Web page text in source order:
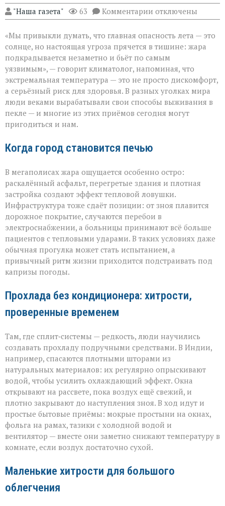
"Наша газета" 63 Комментарии к
записи
не
просит
разрешения — она
просто
приходит»
отключены
«Мы привыкли думать, что главная опасность лета — это
солнце, но настоящая угроза прячется в тишине: жара
подкрадывается незаметно и бьёт по самым
уязвимым», — говорит климатолог, напоминая, что
экстремальная температура — это не просто дискомфорт,
а серьёзный риск для здоровья. В разных уголках мира
люди веками вырабатывали свои способы выживания в
пекле — и многие из этих приёмов сегодня могут
пригодиться и нам.
Когда город становится печью
В мегаполисах жара ощущается особенно остро:
раскалённый асфальт, перегретые здания и плотная
застройка создают эффект тепловой ловушки.
Инфраструктура тоже сдаёт позиции: от зноя плавится
дорожное покрытие, случаются перебои в
электроснабжении, а больницы принимают всё больше
пациентов с тепловыми ударами. В таких условиях даже
обычная прогулка может стать испытанием, а
привычный ритм жизни приходится подстраивать под
капризы погоды.
Прохлада без кондиционера: хитрости,
проверенные временем
Там, где сплит‑системы — редкость, люди научились
создавать прохладу подручными средствами. В Индии,
например, спасаются плотными шторами из
натуральных материалов: их регулярно опрыскивают
водой, чтобы усилить охлаждающий эффект. Окна
открывают на рассвете, пока воздух ещё свежий, и
плотно закрывают до наступления зноя. В ход идут и
простые бытовые приёмы: мокрые простыни на окнах,
фольга на рамах, тазики с холодной водой и
вентилятор — вместе они заметно снижают температуру в
комнате, если воздух достаточно сухой.
Маленькие хитрости для большого
облегчения